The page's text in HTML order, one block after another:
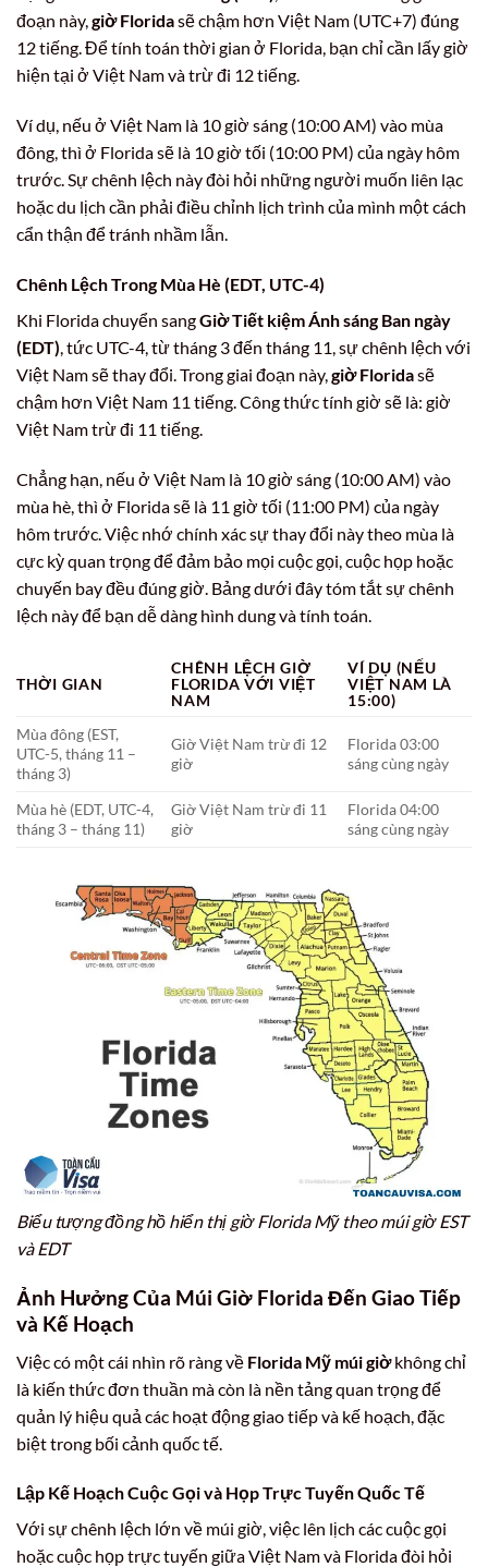
đoạn này,giờ Floridasẽ chậm hơn Việt Nam (UTC+7) đúng
12 tiếng. Để tính toán thời gian ở Florida, bạn chỉ cần lấy giờ
hiện tại ở Việt Nam và trừ đi 12 tiếng.
Ví dụ, nếu ở Việt Nam là 10 giờ sáng (10:00 AM) vào mùa
đông, thì ở Florida sẽ là 10 giờ tối (10:00 PM) của ngày hôm
trước. Sự chênh lệch này đòi hỏi những người muốn liên lạc
hoặc du lịch cần phải điều chỉnh lịch trình của mình một cách
cẩn thận để tránh nhầm lẫn.
Chênh Lệch Trong Mùa Hè (EDT, UTC-4)
Khi Florida chuyển sangGiờ Tiết kiệm Ánh sáng Ban ngày
(EDT), tức UTC-4, từ tháng 3 đến tháng 11, sự chênh lệch với
Việt Nam sẽ thay đổi. Trong giai đoạn này,giờ Floridasẽ
chậm hơn Việt Nam 11 tiếng. Công thức tính giờ sẽ là: giờ
Việt Nam trừ đi 11 tiếng.
Chẳng hạn, nếu ở Việt Nam là 10 giờ sáng (10:00 AM) vào
mùa hè, thì ở Florida sẽ là 11 giờ tối (11:00 PM) của ngày
hôm trước. Việc nhớ chính xác sự thay đổi này theo mùa là
cực kỳ quan trọng để đảm bảo mọi cuộc gọi, cuộc họp hoặc
chuyến bay đều đúng giờ. Bảng dưới đây tóm tắt sự chênh
lệch này để bạn dễ dàng hình dung và tính toán.
THỜI GIAN
CHÊNH LỆCHGIỜ
FLORIDA VỚI VIỆT
NAM
VÍ DỤ (NẾU
VIỆT NAM LÀ
15:00)
Mùa đông (EST,
UTC-5, tháng 11 –
tháng 3)
Giờ Việt Nam trừ đi 12
giờ
Florida 03:00
sáng cùng ngày
Mùa hè (EDT, UTC-4,
tháng 3 – tháng 11)
Giờ Việt Nam trừ đi 11
giờ
Florida 04:00
sáng cùng ngày
Biểu tượng đồng hồ hiển thị giờ Florida Mỹ theo múi giờ EST
và EDT
Ảnh Hưởng Của Múi Giờ Florida Đến Giao Tiếp
và Kế Hoạch
Việc có một cái nhìn rõ ràng về Florida Mỹ múi giờkhông chỉ
là kiến thức đơn thuần mà còn là nền tảng quan trọng để
quản lý hiệu quả các hoạt động giao tiếp và kế hoạch, đặc
biệt trong bối cảnh quốc tế.
Lập Kế Hoạch Cuộc Gọi và Họp Trực Tuyến Quốc Tế
Với sự chênh lệch lớn về múi giờ, việc lên lịch các cuộc gọi
hoặc cuộc họp trực tuyến giữa Việt Nam và Florida đòi hỏi